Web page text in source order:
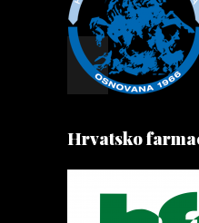
Hrvatsko